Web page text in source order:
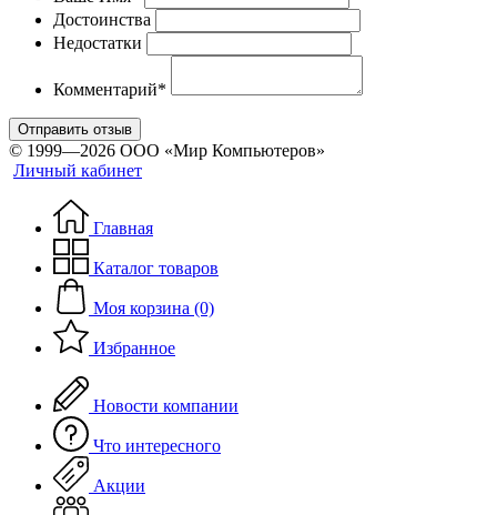
Достоинства
Недостатки
Комментарий*
Отправить отзыв
© 1999—2026 ООО «Мир Компьютеров»
Личный кабинет
Главная
Каталог товаров
Моя корзина (0)
Избранное
Новости компании
Что интересного
Акции